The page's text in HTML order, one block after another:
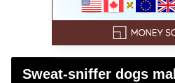
Sweat-sniffer dogs